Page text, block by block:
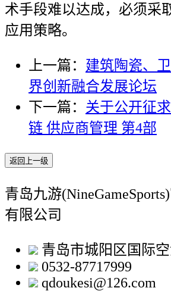
术手段难以达成，必须采
应用策略。
上一篇： 建筑陶瓷、
界创新融合发展论坛
下一篇： 关于公开征
链 供应商管理 第4部
返回上一级
青岛九游
有限公司
青岛市城阳区国际
0532-87717999
qdoukesi@126.com